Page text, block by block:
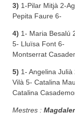
3) 1-Pilar Mitjà 2-
Pepita Faure 6-
4) 1- Maria Besalú
5- Lluïsa Font 6-
Montserrat
5) 1- Angelina
Vilà 5- Catalina
Catalina
Mestres :